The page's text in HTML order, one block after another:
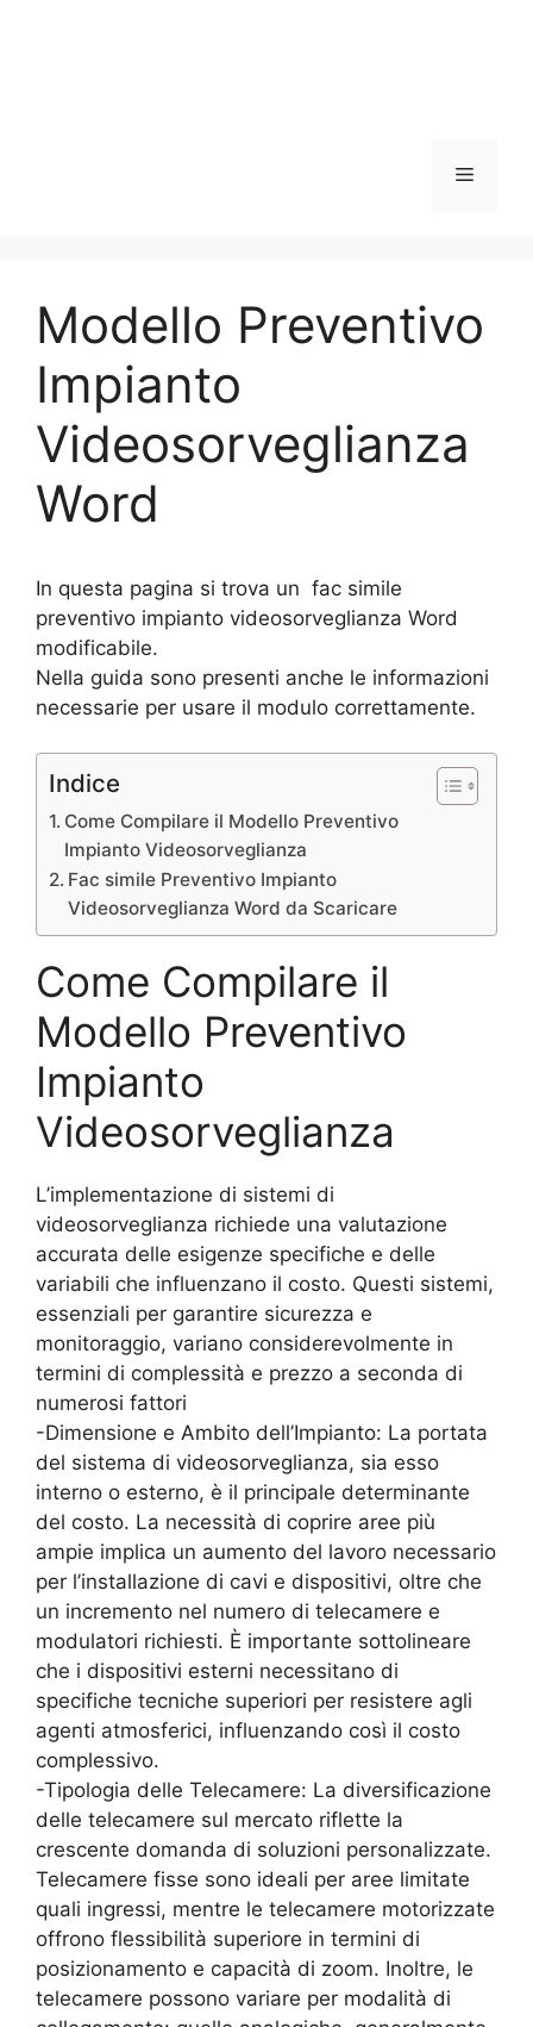
Menu
Modello Preventivo
Impianto
Videosorveglianza
Word
In questa pagina si trova un fac simile
preventivo impianto videosorveglianza Word
modificabile.
Nella guida sono presenti anche le informazioni
necessarie per usare il modulo correttamente.
Indice
Come Compilare il Modello Preventivo
Impianto Videosorveglianza
Fac simile Preventivo Impianto
Videosorveglianza Word da Scaricare
Come Compilare il
Modello Preventivo
Impianto
Videosorveglianza
L’implementazione di sistemi di
videosorveglianza richiede una valutazione
accurata delle esigenze specifiche e delle
variabili che influenzano il costo. Questi sistemi,
essenziali per garantire sicurezza e
monitoraggio, variano considerevolmente in
termini di complessità e prezzo a seconda di
numerosi fattori
-Dimensione e Ambito dell’Impianto: La portata
del sistema di videosorveglianza, sia esso
interno o esterno, è il principale determinante
del costo. La necessità di coprire aree più
ampie implica un aumento del lavoro necessario
per l’installazione di cavi e dispositivi, oltre che
un incremento nel numero di telecamere e
modulatori richiesti. È importante sottolineare
che i dispositivi esterni necessitano di
specifiche tecniche superiori per resistere agli
agenti atmosferici, influenzando così il costo
complessivo.
-Tipologia delle Telecamere: La diversificazione
delle telecamere sul mercato riflette la
crescente domanda di soluzioni personalizzate.
Telecamere fisse sono ideali per aree limitate
quali ingressi, mentre le telecamere motorizzate
offrono flessibilità superiore in termini di
posizionamento e capacità di zoom. Inoltre, le
telecamere possono variare per modalità di